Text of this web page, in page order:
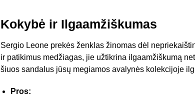
Kokybė ir Ilgaamžiškumas
Sergio Leone prekės ženklas žinomas dėl
ir patikimus medžiagas, jie užtikrina ilgaamžiškumą
šiuos sandalus jūsų megiamos avalynės kolekcijoje
Pros: